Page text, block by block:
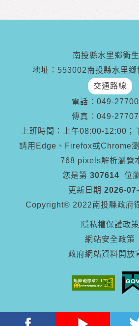
南投縣水里鄉衛
地址：553002南投縣水里
交通路線
電話︰ 049-
傳真︰ 049-
上班時間：上午08:00-12:00
請用Edge、Firefox或Chrome
768 pixels解析瀏覽
您是第 307614
位
更新日期 2026-
Copyright© 2022南投縣政府
隱私權保護政策
網站安全政策
政府網站資料開放
Facebook